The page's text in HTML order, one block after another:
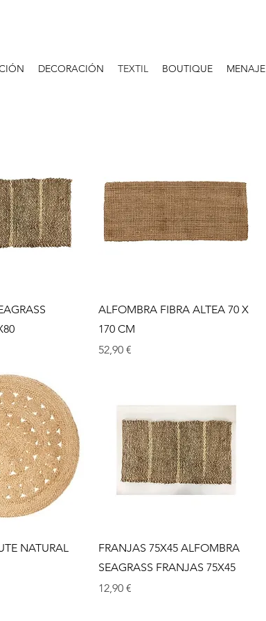
DECORACIÓN TEXTIL BOUTIQUE MENAJE
rápida Vista rápida
ALFOMBRA FIBRA ALTEA 70 X
170 CM
Precio
52,90 €
rápidaNATURAL
Vista rápida
FRANJAS 75X45 ALFOMBRA
SEAGRASS FRANJAS 75X45
Precio
12,90 €